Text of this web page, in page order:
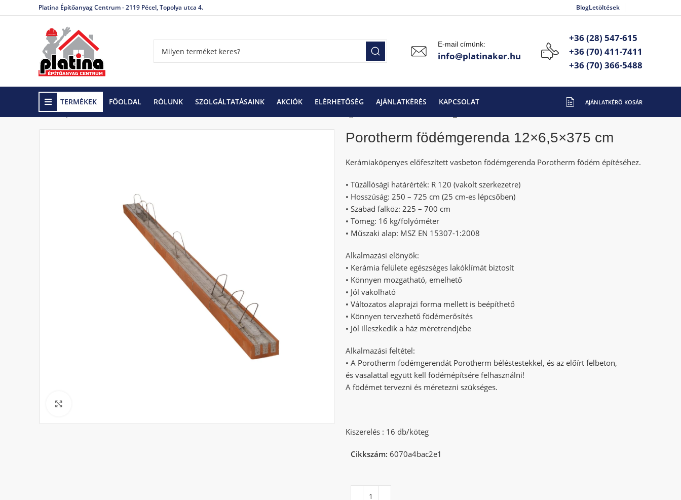
Platina Építőanyag Centrum - 2119 Pécel, Topolya utca 4. BlogLetöltések
E-mail címünk:
info@platinaker.hu
+36 (28) 547-615
+36 (70) 411-7411
+36 (70) 366-5488
TERMÉKEK FŐOLDAL RÓLUNK SZOLGÁLTATÁSAINK AKCIÓK ELÉRHETŐSÉG AJÁNLATKÉRÉS KAPCSOLAT
Kezdőlap Födémek, áthidalók
Porotherm födémgerenda 12×6,5×375 cm
Kerámiaköpenyes előfeszített vasbeton födémgerenda Porotherm födém építéséhez.
• Tűzállósági határérték: R 120 (vakolt szerkezetre)
• Hosszúság: 250 – 725 cm (25 cm-es lépcsőben)
• Szabad falköz: 225 – 700 cm
• Tömeg: 16 kg/folyóméter
• Műszaki alap: MSZ EN 15307-1:2008
Alkalmazási előnyök:
• Kerámia felülete egészséges lakóklímát biztosít
• Könnyen mozgatható, emelhető
• Jól vakolható
• Változatos alaprajzi forma mellett is beépíthető
• Könnyen tervezhető födémerősítés
• Jól illeszkedik a ház méretrendjébe
Alkalmazási feltétel:
• A Porotherm födémgerendát Porotherm béléstestekkel, és az előírt felbeton,
és vasalattal együtt kell födémépítsére felhasználni!
A födémet tervezni és méretezni szükséges.
Kiszerelés : 16 db/köteg
Cikkszám: 6070a4bac2e1